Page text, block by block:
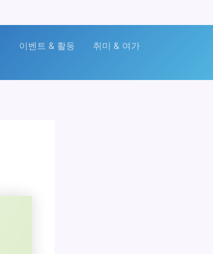
이벤트 & 활동
취미 & 여가